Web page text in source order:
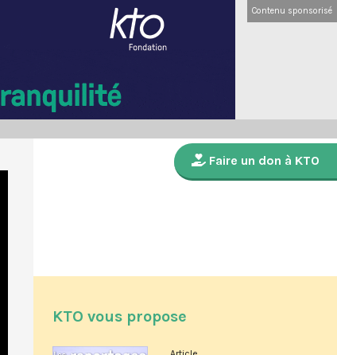
Contenu sponsorisé
Faire un don à KTO
KTO vous propose